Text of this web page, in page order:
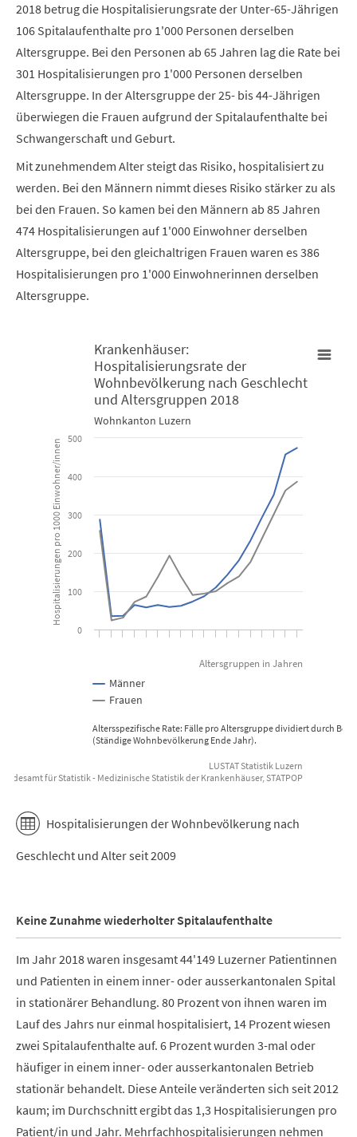
2018 betrug die Hospitalisierungsrate der Unter-65-Jährigen
106 Spitalaufenthalte pro 1'000 Personen derselben
Altersgruppe. Bei den Personen ab 65 Jahren lag die Rate bei
301 Hospitalisierungen pro 1'000 Personen derselben
Altersgruppe. In der Altersgruppe der 25- bis 44-Jährigen
überwiegen die Frauen aufgrund der Spitalaufenthalte bei
Schwangerschaft und Geburt.
Mit zunehmendem Alter steigt das Risiko, hospitalisiert zu
werden. Bei den Männern nimmt dieses Risiko stärker zu als
bei den Frauen. So kamen bei den Männern ab 85 Jahren
474 Hospitalisierungen auf 1'000 Einwohner derselben
Altersgruppe, bei den gleichaltrigen Frauen waren es 386
Hospitalisierungen pro 1'000 Einwohnerinnen derselben
Altersgruppe.
Krankenhäuser: Hospitalisierungsrate der Wohnbevölkerung
Line chart with 2 lines.
Wohnkanton Luzern
View as data table, Krankenhäuser:
The chart has 1 X axis displaying Altersgruppen in Jahren.
The chart has 1 Y axis displaying Hospitalisierungen pro 1000
Altersspezifische Rate: Fälle pro Altersgruppe dividiert durch
(Ständige Wohnbevölkerung Ende Jahr).
Altersgruppen in Jahren
Hospitalisierungen pro 1000 Einwohner/innen
Krankenhäuser:
Hospitalisierungsrate der
Wohnbevölkerung nach Geschlecht
und Altersgruppen 2018
Wohnkanton Luzern
Männer
Frauen
0
100
200
300
400
500
LUSTAT Statistik Luzern
für Statistik - Medizinische Statistik der Krankenhäuser, STATPOP
Hospitalisierungen der Wohnbevölkerung nach
Geschlecht und Alter seit 2009
Keine Zunahme wiederholter Spitalaufenthalte
Im Jahr 2018 waren insgesamt 44'149 Luzerner Patientinnen
und Patienten in einem inner- oder ausserkantonalen Spital
in stationärer Behandlung. 80 Prozent von ihnen waren im
Lauf des Jahrs nur einmal hospitalisiert, 14 Prozent wiesen
zwei Spitalaufenthalte auf. 6 Prozent wurden 3-mal oder
häufiger in einem inner- oder ausserkantonalen Betrieb
stationär behandelt. Diese Anteile veränderten sich seit 2012
kaum; im Durchschnitt ergibt das 1,3 Hospitalisierungen pro
Patient/in und Jahr. Mehrfachhospitalisierungen nehmen